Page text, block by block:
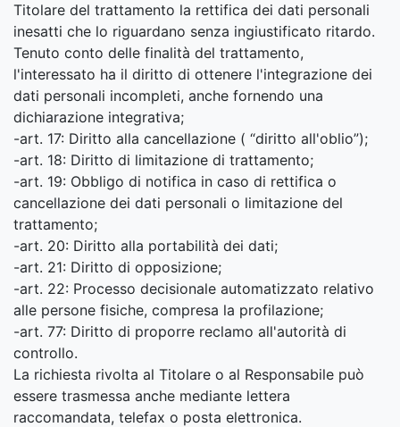
Titolare del trattamento la rettifica dei dati personali
inesatti che lo riguardano senza ingiustificato ritardo.
Tenuto conto delle finalità del trattamento,
l'interessato ha il diritto di ottenere l'integrazione dei
dati personali incompleti, anche fornendo una
dichiarazione integrativa;
-art. 17: Diritto alla cancellazione ( “diritto all'oblio”);
-art. 18: Diritto di limitazione di trattamento;
-art. 19: Obbligo di notifica in caso di rettifica o
cancellazione dei dati personali o limitazione del
trattamento;
-art. 20: Diritto alla portabilità dei dati;
-art. 21: Diritto di opposizione;
-art. 22: Processo decisionale automatizzato relativo
alle persone fisiche, compresa la profilazione;
-art. 77: Diritto di proporre reclamo all'autorità di
controllo.
La richiesta rivolta al Titolare o al Responsabile può
essere trasmessa anche mediante lettera
raccomandata, telefax o posta elettronica.